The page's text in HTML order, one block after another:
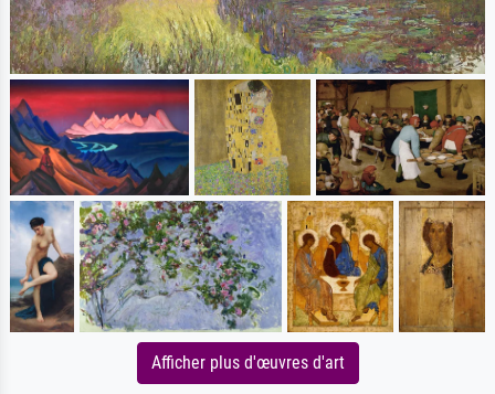
Afficher plus d'œuvres d'art